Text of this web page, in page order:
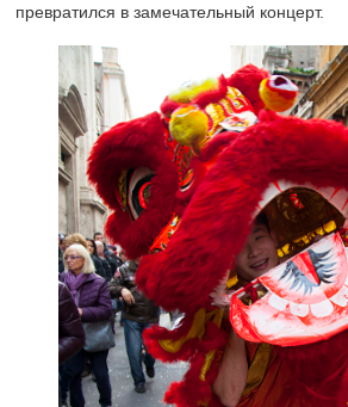
превратился в замечательный концерт.